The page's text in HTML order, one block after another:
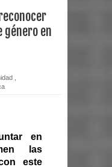
género en
en
las
este